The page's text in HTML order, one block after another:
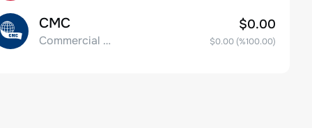
CMC
Commercial Metals Company
$0.00
$0.00(%100.00)